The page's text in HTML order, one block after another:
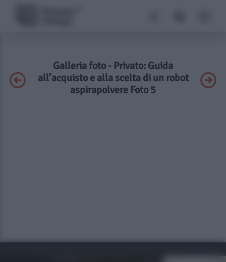
Galleria foto - Privato: Guida
all’acquisto e alla scelta di un robot
aspirapolvere Foto 5